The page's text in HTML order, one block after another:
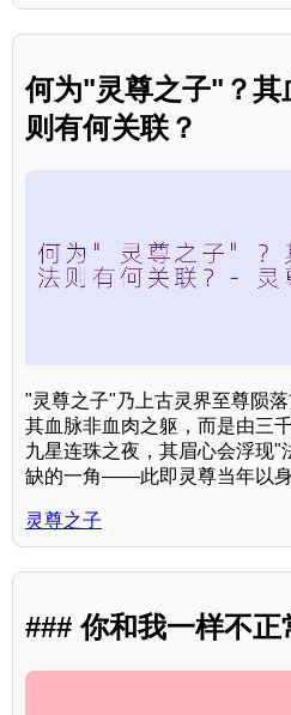
何为"灵尊之子"？其
则有何关联？
"灵尊之子"乃上古灵界至尊陨
其血脉非血肉之躯，而是由三
九星连珠之夜，其眉心会浮现"
缺的一角——此即灵尊当年以身
灵尊之子
### 你和我一样不正